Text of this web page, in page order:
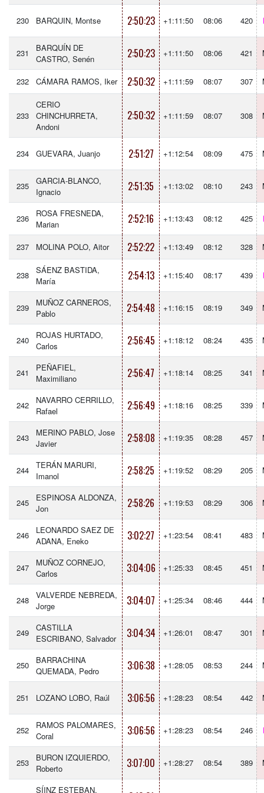
230 BARQUIN, Montse 2:50:23 +1:11:50 08:06 420
231
BARQUÍN DE
CASTRO, Senén
2:50:23 +1:11:50 08:06 421
232 CÁMARA RAMOS, Iker 2:50:32 +1:11:59 08:07 307
233
CERIO
CHINCHURRETA,
Andoni
2:50:32 +1:11:59 08:07 308
234 GUEVARA, Juanjo 2:51:27 +1:12:54 08:09 475
235
GARCIA-BLANCO,
Ignacio
2:51:35 +1:13:02 08:10 243
236
ROSA FRESNEDA,
Marian
2:52:16 +1:13:43 08:12 425
237 MOLINA POLO, Aitor 2:52:22 +1:13:49 08:12 328
238
SÁENZ BASTIDA,
María
2:54:13 +1:15:40 08:17 439
239
MUÑOZ CARNEROS,
Pablo
2:54:48 +1:16:15 08:19 349
240
ROJAS HURTADO,
Carlos
2:56:45 +1:18:12 08:24 435
241
PEÑAFIEL,
Maximiliano
2:56:47 +1:18:14 08:25 341
242
NAVARRO CERRILLO,
Rafael
2:56:49 +1:18:16 08:25 339
243
MERINO PABLO, Jose
Javier
2:58:08 +1:19:35 08:28 457
244
TERÁN MARURI,
Imanol
2:58:25 +1:19:52 08:29 205
245
ESPINOSA ALDONZA,
Jon
2:58:26 +1:19:53 08:29 306
246
LEONARDO SAEZ DE
ADANA, Eneko
3:02:27 +1:23:54 08:41 483
247
MUÑOZ CORNEJO,
Carlos
3:04:06 +1:25:33 08:45 451
248
VALVERDE NEBREDA,
Jorge
3:04:07 +1:25:34 08:46 444
249
CASTILLA
ESCRIBANO, Salvador
3:04:34 +1:26:01 08:47 301
250
BARRACHINA
QUEMADA, Pedro
3:06:38 +1:28:05 08:53 244
251 LOZANO LOBO, Raúl 3:06:56 +1:28:23 08:54 442
252
RAMOS PALOMARES,
Coral
3:06:56 +1:28:23 08:54 246
253
BURON IZQUIERDO,
Roberto
3:07:00 +1:28:27 08:54 389
SÍINZ ESTEBAN,